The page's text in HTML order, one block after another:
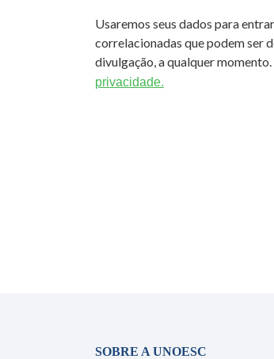
Usaremos seus dados para
correlacionadas que podem ser
divulgação, a qualquer
privacidade.
SOBRE A UNOESC